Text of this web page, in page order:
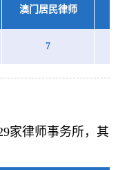
澳门居民律师
7
家律师事务所，其